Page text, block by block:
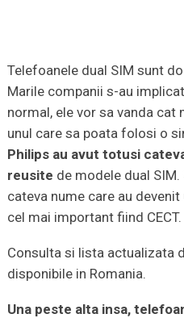
Telefoanele dual SIM sunt
Marile companii s-au
normal, ele vor sa vanda
unul care sa poata folosi o
Philips au avut totusi
reusite de modele dual
cateva nume care au
cel mai important fiind CECT.
Consulta si lista actualizata
disponibile in Romania.
Una peste alta insa,